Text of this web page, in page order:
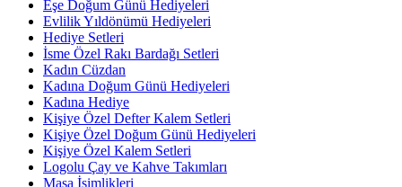
Eşe Doğum Günü Hediyeleri
Evlilik Yıldönümü Hediyeleri
Hediye Setleri
İsme Özel Rakı Bardağı Setleri
Kadın Cüzdan
Kadına Doğum Günü Hediyeleri
Kadına Hediye
Kişiye Özel Defter Kalem Setleri
Kişiye Özel Doğum Günü Hediyeleri
Kişiye Özel Kalem Setleri
Logolu Çay ve Kahve Takımları
Masa İsimlikleri